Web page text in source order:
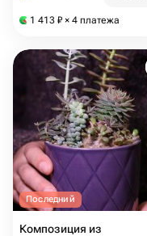
1 413 ₽ × 4 платежа
Последний
Композиция из